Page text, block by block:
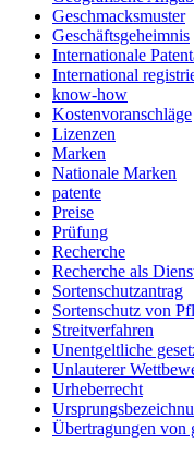
Geschmacksmuster
Geschäftsgeheimnis
Internationale
International
know-how
Kostenvoranschläge
Lizenzen
Marken
Nationale Marken
patente
Preise
Prüfung
Recherche
Recherche als
Sortenschutzantrag
Sortenschutz von
Streitverfahren
Unentgeltliche
Unlauterer
Urheberrecht
Übertragungen von